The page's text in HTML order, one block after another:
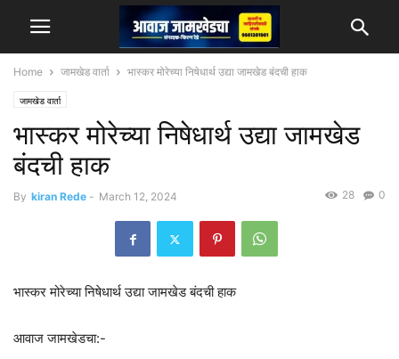
Home जामखेड वार्ता भास्कर मोरेच्या निषेधार्थ उद्या जामखेड बंदची हाक
जामखेड वार्ता
भास्कर मोरेच्या निषेधार्थ उद्या जामखेड
बंदची हाक
By kiran Rede - March 12, 2024 0
28
भास्कर मोरेच्या निषेधार्थ उद्या जामखेड बंदची हाक
आवाज जामखेडचा:-